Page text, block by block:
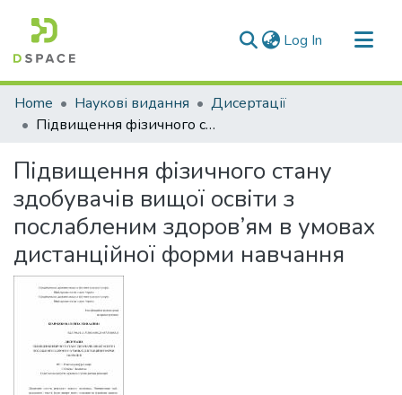
Log In (current)
Communities & Collections
All of DSpace
Home Наукові видання
Дисертації
Підвищення фізичного стану здобувачів вищої освіти з послабленим здоров’ям в умовах дистанційної форми навчання
Підвищення фізичного стану
здобувачів вищої освіти з
послабленим здоров’ям в умовах
дистанційної форми навчання